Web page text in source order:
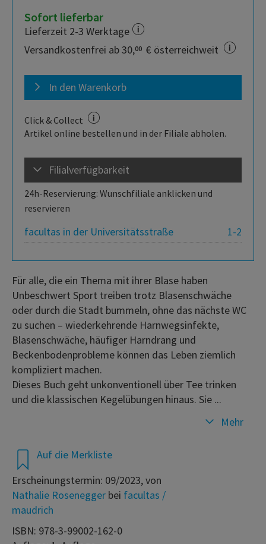
Sofort lieferbar
Lieferzeit 2-3 Werktage
Versandkostenfrei ab 30,00 € österreichweit
In den Warenkorb
Click & Collect
Artikel online bestellen und in der Filiale abholen.
Filialverfügbarkeit
24h-Reservierung: Wunschfiliale anklicken und
reservieren
1-2
facultas in der Universitätsstraße
Auf die Merkliste
Erscheinungstermin: 09/2023, von
Nathalie Rosenegger bei facultas /
maudrich
ISBN: 978-3-99002-162-0
Für alle, die ein Thema mit ihrer Blase haben
Unbeschwert Sport treiben trotz Blasenschwäche
oder durch die Stadt bummeln, ohne das nächste WC
zu suchen – wiederkehrende Harnwegsinfekte,
Blasenschwäche, häufiger Harndrang und
Beckenbodenprobleme können das Leben ziemlich
kompliziert machen.
Dieses Buch geht unkonventionell über Tee trinken
und die klassischen Kegelübungen hinaus. Sie ...
Mehr